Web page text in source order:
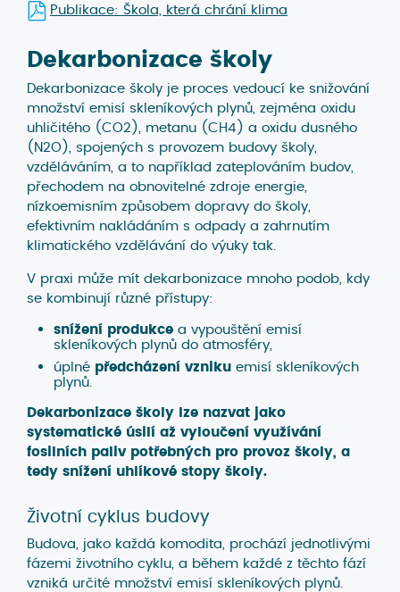
Publikace: Škola, která chrání klima
Dekarbonizace školy
Dekarbonizace školy je proces vedoucí ke snižování
množství emisí skleníkových plynů, zejména oxidu
uhličitého (CO2), metanu (CH4) a oxidu dusného
(N2O), spojených s provozem budovy školy,
vzděláváním, a to například zateplováním budov,
přechodem na obnovitelné zdroje energie,
nízkoemisním způsobem dopravy do školy,
efektivním nakládáním s odpady a zahrnutím
klimatického vzdělávání do výuky tak.
V praxi může mít dekarbonizace mnoho podob, kdy
se kombinují různé přístupy:
snížení produkcea vypouštění emisí
skleníkových plynů do atmosféry,
úplné předcházení vznikuemisí skleníkových
plynů.
Dekarbonizace školy lze nazvat jako
systematické úsilí až vyloučení využívání
fosilních paliv potřebných pro provoz školy, a
tedy snížení uhlíkové stopy školy.
Životní cyklus budovy
Budova, jako každá komodita, prochází jednotlivými
fázemi životního cyklu, a během každé z těchto fází
vzniká určité množství emisí skleníkových plynů.